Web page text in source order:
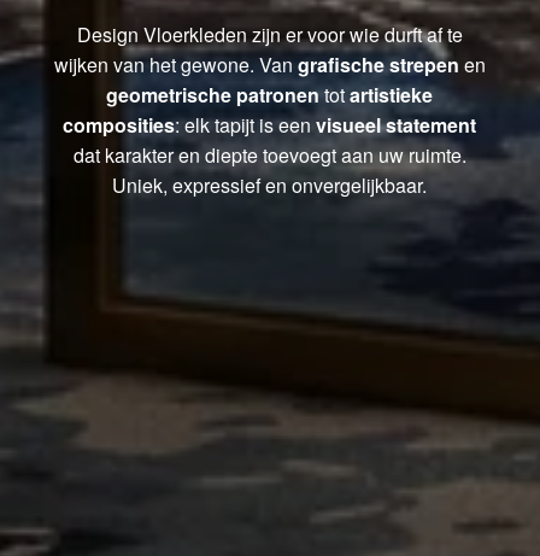
Design Vloerkleden zijn er voor wie durft af te
wijken van het gewone. Vangrafische strepen en
geometrische patronentotartistieke
composities: elk tapijt is eenvisueel statement
dat karakter en diepte toevoegt aan uw ruimte.
Uniek, expressief en onvergelijkbaar.